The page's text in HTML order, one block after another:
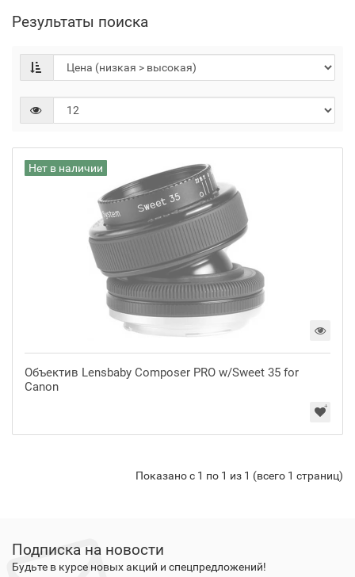
Результаты поиска
Нет в наличии
Объектив Lensbaby Composer PRO w/Sweet 35 for
Canon
Показано с 1 по 1 из 1 (всего 1 страниц)
Подписка на новости
Будьте в курсе новых акций и спецпредложений!